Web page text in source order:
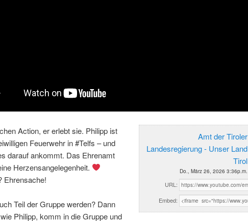
Amt der Tiroler
Landesregierung - Unser Land
Tirol
Do., März 26, 2026 3:36p.m.
URL:
Embed:
Action, er erlebt sie. Philipp ist
Feuerwehr in #Telfs – und
darauf ankommt. Das Ehrenamt
Herzensangelegenheit.
Ehrensache!
Teil der Gruppe werden? Dann
Philipp, komm in die Gruppe und